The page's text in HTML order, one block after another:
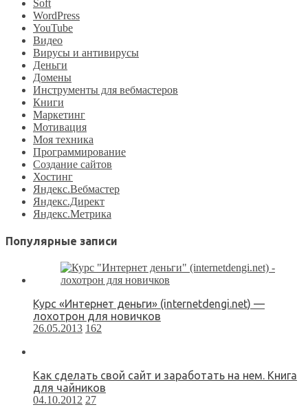
Soft
WordPress
YouTube
Видео
Вирусы и антивирусы
Деньги
Домены
Инструменты для вебмастеров
Книги
Маркетинг
Мотивация
Моя техника
Программирование
Создание сайтов
Хостинг
Яндекс.Вебмастер
Яндекс.Директ
Яндекс.Метрика
Популярные записи
Курс «Интернет деньги» (internetdengi.net) —
лохотрон для новичков
26.05.2013 162
Как сделать свой сайт и заработать на нем. Книга
для чайников
04.10.2012 27